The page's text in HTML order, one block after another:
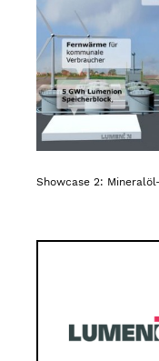
Showcase 2: